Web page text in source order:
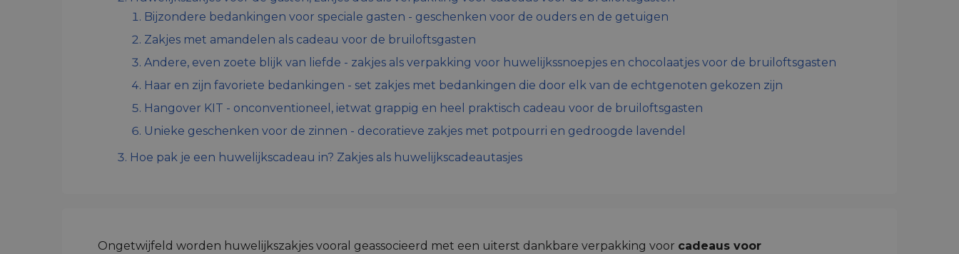
Bijzondere bedankingen voor speciale gasten - geschenken voor de ouders en de getuigen
Zakjes met amandelen als cadeau voor de bruiloftsgasten
Andere, even zoete blijk van liefde - zakjes als verpakking voor huwelijkssnoepjes en chocolaatjes voor de bruiloftsgasten
Haar en zijn favoriete bedankingen - set zakjes met bedankingen die door elk van de echtgenoten gekozen zijn
Hangover KIT - onconventioneel, ietwat grappig en heel praktisch cadeau voor de bruiloftsgasten
Unieke geschenken voor de zinnen - decoratieve zakjes met potpourri en gedroogde lavendel
Hoe pak je een huwelijkscadeau in? Zakjes als huwelijkscadeautasjes
Ongetwijfeld worden huwelijkszakjes vooral geassocieerd met een uiterst dankbare verpakking voor cadeaus voor